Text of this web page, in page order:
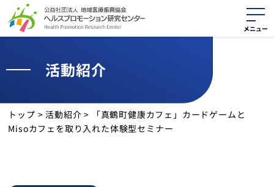
活動紹介
役に立つ資料
最新情報
活動紹介
トップ >活動紹介 >
「真鶴町健康カフェ」カードゲームと
Misoカフェを取り入れた体験型セミナー